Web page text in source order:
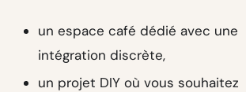
un espace café dédié avec une
intégration discrète,
un projet DIY où vous souhaitez